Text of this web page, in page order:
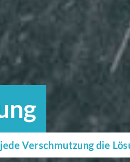
Verschmutzung die